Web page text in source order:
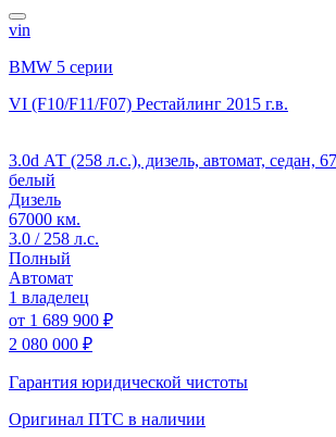
vin
BMW 5 серии
VI (F10/F11/F07) Рестайлинг 2015 г.в.
3.0d АТ (258 л.с.), дизель, автомат, седан,
белый
Дизель
67000 км.
3.0 / 258 л.с.
Полный
Автомат
1 владелец
от 1 689 900 ₽
2 080 000 ₽
Гарантия юридической чистоты
Оригинал ПТС в наличии